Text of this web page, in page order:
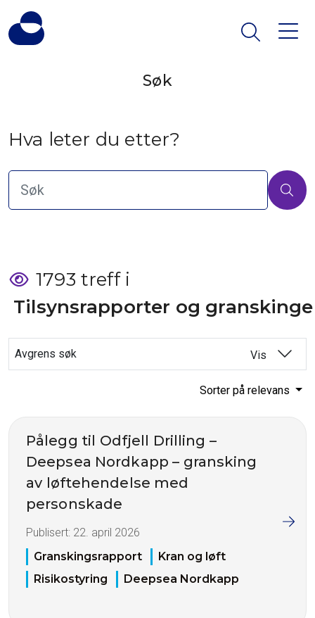
Søk
Hva leter du etter?
1793 treff i
Tilsynsrapporter og
Avgrens søk Vis
Sorter på relevans
Pålegg til Odfjell Drilling –
Deepsea Nordkapp – gransking
av løftehendelse med
personskade
Publisert: 22. april 2026
Granskingsrapport
Kran og løft
Risikostyring
Deepsea Nordkapp